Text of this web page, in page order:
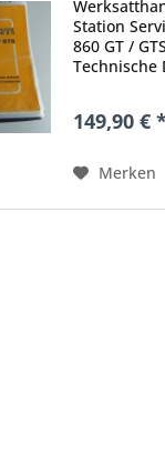
Station
860 GT /
Technische
149,90 €
Merken